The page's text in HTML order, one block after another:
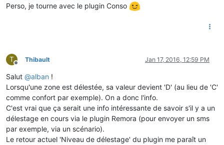
Perso, je tourne avec le plugin Conso
T
Offline
Thibault Jan 17, 2016, 12:59 PM
Salut @alban !
Lorsqu'une zone est délestée, sa valeur devient 'D' (au lieu de 'C'
comme confort par exemple). On a donc l'info.
C'est vrai que ça serait une info intéressante de savoir s'il y a un
délestage en cours via le plugin Remora (pour envoyer un sms
par exemple, via un scénario).
Le retour actuel 'Niveau de délestage' du plugin me paraît un